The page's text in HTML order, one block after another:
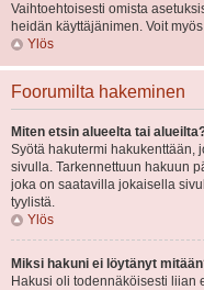
Vaihtoehtoisesti omista
heidän käyttäjänimen. Voit
Ylös
Foorumilta hakeminen
Miten etsin alueelta tai
Syötä hakutermi hakukenttään,
sivulla. Tarkennettuun hakuun
joka on saatavilla jokaisella
tyylistä.
Ylös
Miksi hakuni ei löytänyt
Hakusi oli todennäköisesti liian